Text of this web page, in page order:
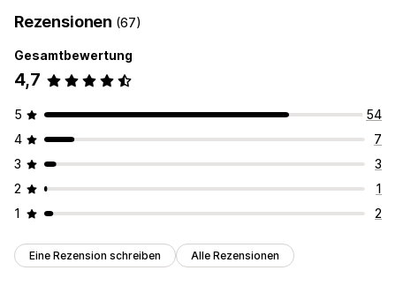
Rezensionen (67)
Gesamtbewertung
4,7
5
54
4
7
3
3
2
1
1
2
Eine Rezension schreiben Alle Rezensionen